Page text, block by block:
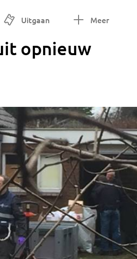
Uitgaan Meer
opnieuw